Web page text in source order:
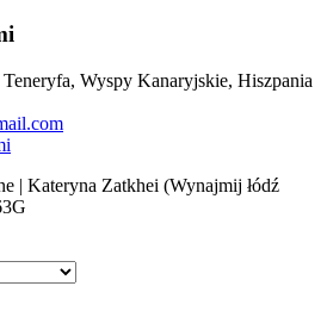
Wyspy Kanaryjskie, Hiszpania
| Kateryna Zatkhei (Wynajmij łódź